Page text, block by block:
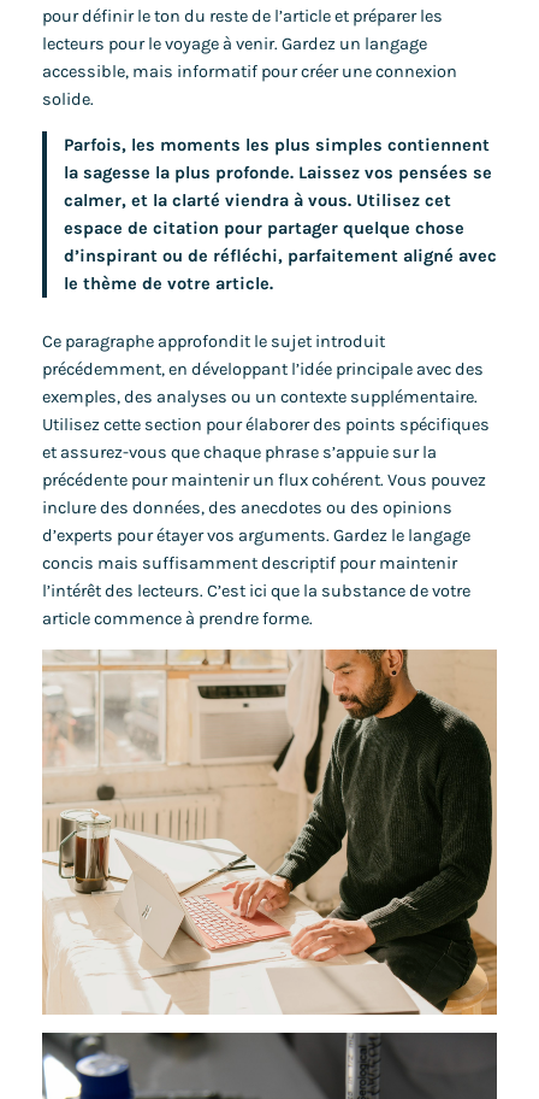
pour définir le ton du reste de l’article et préparer les
lecteurs pour le voyage à venir. Gardez un langage
accessible, mais informatif pour créer une connexion
solide.
Parfois, les moments les plus simples contiennent
la sagesse la plus profonde. Laissez vos pensées se
calmer, et la clarté viendra à vous. Utilisez cet
espace de citation pour partager quelque chose
d’inspirant ou de réfléchi, parfaitement aligné avec
le thème de votre article.
Ce paragraphe approfondit le sujet introduit
précédemment, en développant l’idée principale avec des
exemples, des analyses ou un contexte supplémentaire.
Utilisez cette section pour élaborer des points spécifiques
et assurez-vous que chaque phrase s’appuie sur la
précédente pour maintenir un flux cohérent. Vous pouvez
inclure des données, des anecdotes ou des opinions
d’experts pour étayer vos arguments. Gardez le langage
concis mais suffisamment descriptif pour maintenir
l’intérêt des lecteurs. C’est ici que la substance de votre
article commence à prendre forme.